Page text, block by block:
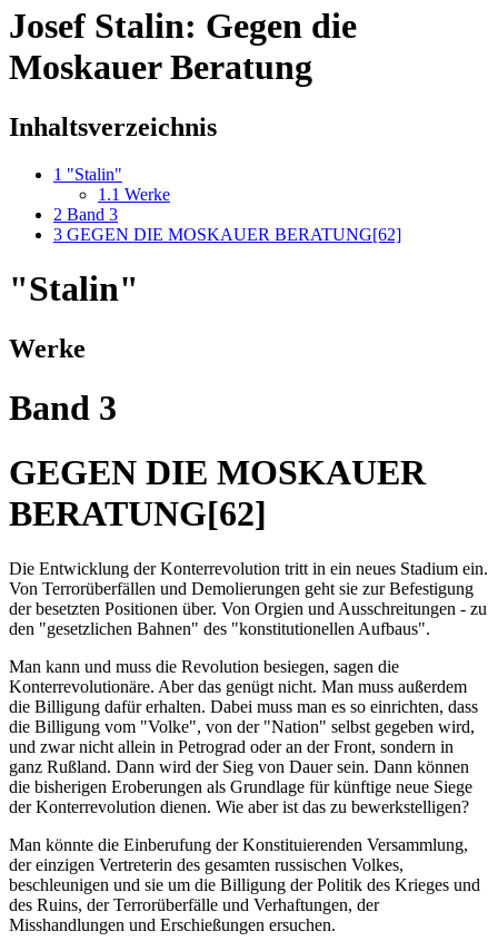
Josef Stalin: Gegen die
Moskauer Beratung
Inhaltsverzeichnis
1 "Stalin"
1.1 Werke
2 Band 3
3 GEGEN DIE MOSKAUER BERATUNG[62]
"Stalin"
Werke
Band 3
GEGEN DIE MOSKAUER
BERATUNG[62]
Die Entwicklung der Konterrevolution tritt in ein neues Stadium ein.
Von Terrorüberfällen und Demolierungen geht sie zur Befestigung
der besetzten Positionen über. Von Orgien und Ausschreitungen - zu
den "gesetzlichen Bahnen" des "konstitutionellen Aufbaus".
Man kann und muss die Revolution besiegen, sagen die
Konterrevolutionäre. Aber das genügt nicht. Man muss außerdem
die Billigung dafür erhalten. Dabei muss man es so einrichten, dass
die Billigung vom "Volke", von der "Nation" selbst gegeben wird,
und zwar nicht allein in Petrograd oder an der Front, sondern in
ganz Rußland. Dann wird der Sieg von Dauer sein. Dann können
die bisherigen Eroberungen als Grundlage für künftige neue Siege
der Konterrevolution dienen. Wie aber ist das zu bewerkstelligen?
Man könnte die Einberufung der Konstituierenden Versammlung,
der einzigen Vertreterin des gesamten russischen Volkes,
beschleunigen und sie um die Billigung der Politik des Krieges und
des Ruins, der Terrorüberfälle und Verhaftungen, der
Misshandlungen und Erschießungen ersuchen.